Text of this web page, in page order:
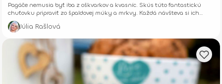
Pagáče nemusia byť iba z oškvarkov a kvasníc. Skús túto fantastickú
chuťovku pripraviť zo špaldovej múky a mrkvy. Každá návšteva si ich
obľúbi.
Júlia Rašlová